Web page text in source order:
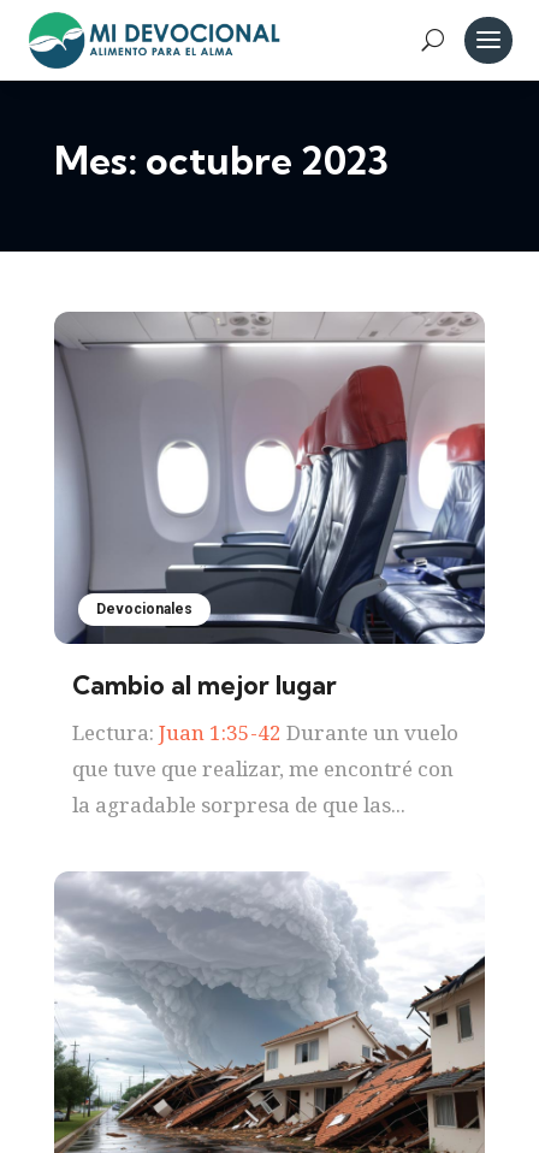
Mes: octubre 2023
Devocionales
Cambio al mejor lugar
Lectura: Juan 1:35-42 Durante un vuelo
que tuve que realizar, me encontré con
la agradable sorpresa de que las...